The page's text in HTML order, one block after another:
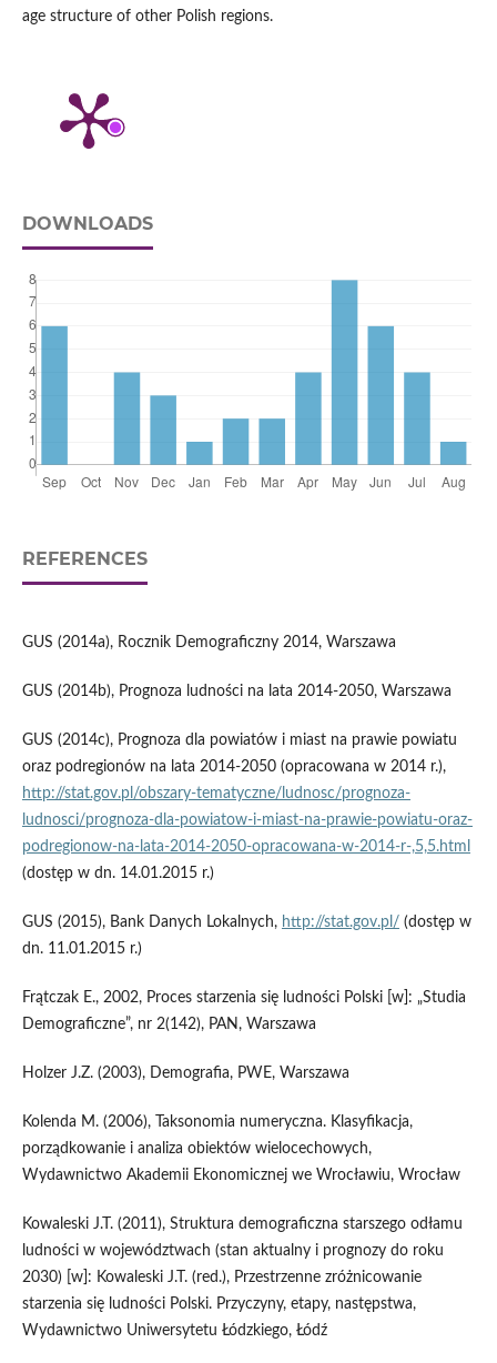
age structure of other Polish regions.
DOWNLOADS
REFERENCES
GUS (2014a), Rocznik Demograficzny 2014, Warszawa
GUS (2014b), Prognoza ludności na lata 2014-2050, Warszawa
GUS (2014c), Prognoza dla powiatów i miast na prawie powiatu
oraz podregionów na lata 2014-2050 (opracowana w 2014 r.),
http://stat.gov.pl/obszary-tematyczne/ludnosc/prognoza-
ludnosci/prognoza-dla-powiatow-i-miast-na-prawie-powiatu-oraz-
podregionow-na-lata-2014-2050-opracowana-w-2014-r-,5,5.html
(dostęp w dn. 14.01.2015 r.)
GUS (2015), Bank Danych Lokalnych, http://stat.gov.pl/ (dostęp w
dn. 11.01.2015 r.)
Frątczak E., 2002, Proces starzenia się ludności Polski [w]: „Studia
Demograficzne”, nr 2(142), PAN, Warszawa
Holzer J.Z. (2003), Demografia, PWE, Warszawa
Kolenda M. (2006), Taksonomia numeryczna. Klasyfikacja,
porządkowanie i analiza obiektów wielocechowych,
Wydawnictwo Akademii Ekonomicznej we Wrocławiu, Wrocław
Kowaleski J.T. (2011), Struktura demograficzna starszego odłamu
ludności w województwach (stan aktualny i prognozy do roku
2030) [w]: Kowaleski J.T. (red.), Przestrzenne zróżnicowanie
starzenia się ludności Polski. Przyczyny, etapy, następstwa,
Wydawnictwo Uniwersytetu Łódzkiego, Łódź